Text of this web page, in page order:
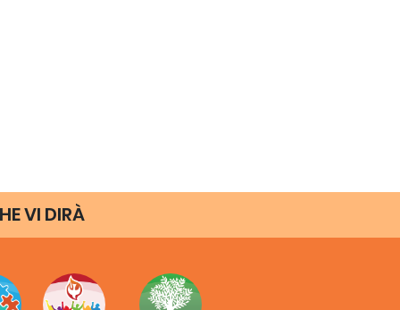
animatore vocazionale. Considerazioni
e scelte vocazionali, tra paura e fiducia. Le
VI DIRÀ